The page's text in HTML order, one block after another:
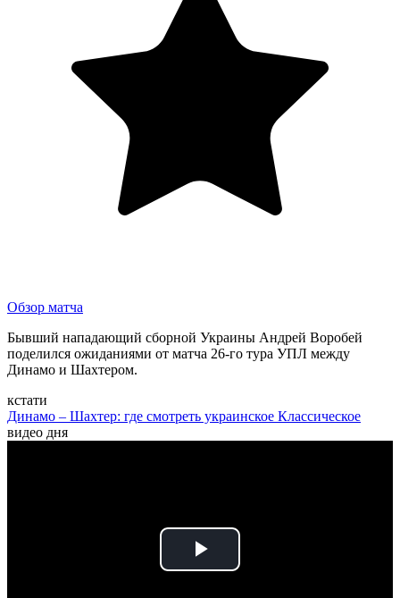
Обзор матча
Бывший нападающий сборной Украины Андрей Воробей
поделился ожиданиями от матча 26-го тура УПЛ между
Динамо и Шахтером.
кстати
Динамо – Шахтер: где смотреть украинское Классическое
видео дня
Play